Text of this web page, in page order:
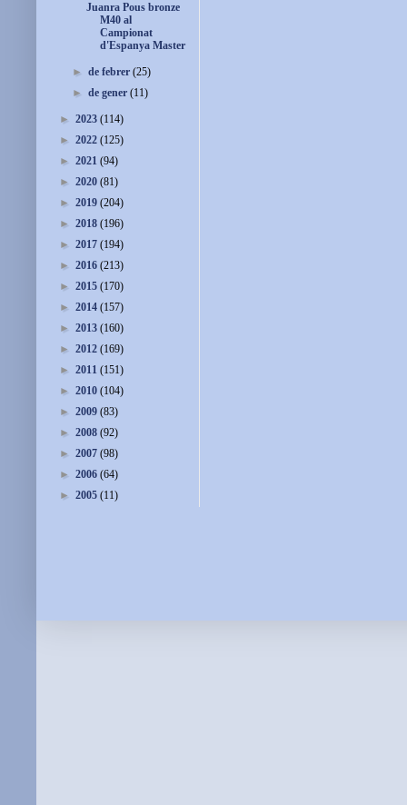
Juanra Pous bronze
M40 al
Campionat
d'Espanya Master
►de febrer(25)
►de gener(11)
► 2023 (114)
► 2022 (125)
► 2021 (94)
► 2020 (81)
► 2019 (204)
► 2018 (196)
► 2017 (194)
► 2016 (213)
► 2015 (170)
► 2014 (157)
► 2013 (160)
► 2012 (169)
► 2011 (151)
► 2010 (104)
► 2009 (83)
► 2008 (92)
► 2007 (98)
► 2006 (64)
► 2005 (11)